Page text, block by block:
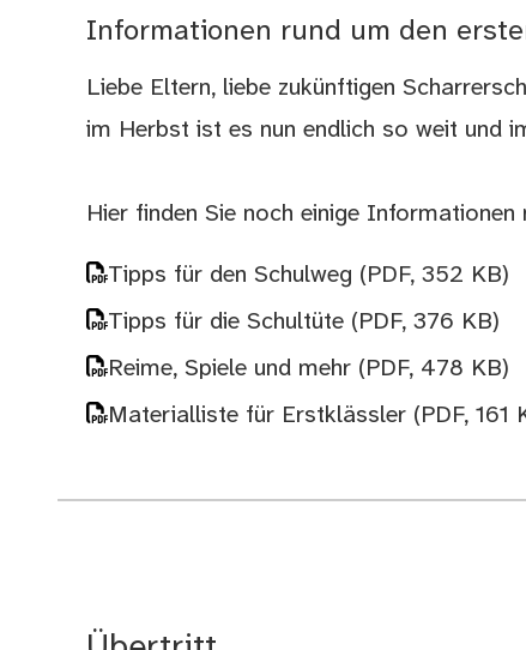
Informationen rund um den
Liebe Eltern, liebe zukünftigen
im Herbst ist es nun endlich so weit und
Hier finden Sie noch einige
Tipps für den Schulweg (PDF, 352 KB)
Tipps für die Schultüte (PDF, 376 KB)
Reime, Spiele und mehr (PDF, 478 KB)
Materialliste für Erstklässler (PDF, 161